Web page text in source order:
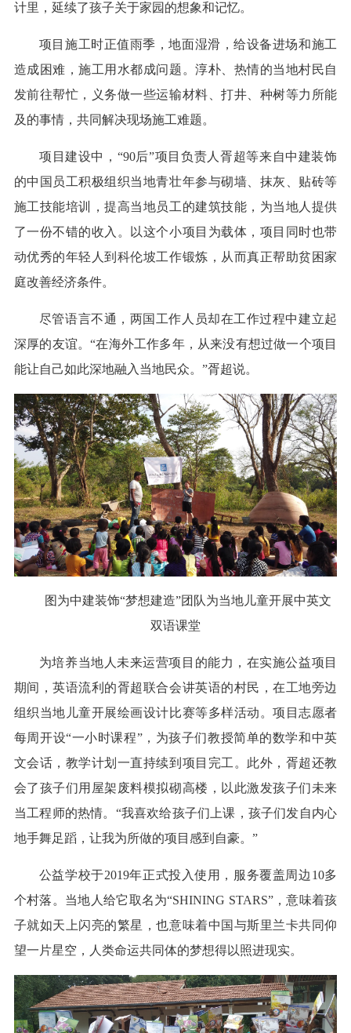
计里，延续了孩子关于家园的想象和记忆。
项目施工时正值雨季，地面湿滑，给设备进场和施工
造成困难，施工用水都成问题。淳朴、热情的当地村民自
发前往帮忙，义务做一些运输材料、打井、种树等力所能
及的事情，共同解决现场施工难题。
项目建设中，“90后”项目负责人胥超等来自中建装饰
的中国员工积极组织当地青壮年参与砌墙、抹灰、贴砖等
施工技能培训，提高当地员工的建筑技能，为当地人提供
了一份不错的收入。以这个小项目为载体，项目同时也带
动优秀的年轻人到科伦坡工作锻炼，从而真正帮助贫困家
庭改善经济条件。
尽管语言不通，两国工作人员却在工作过程中建立起
深厚的友谊。“在海外工作多年，从来没有想过做一个项目
能让自己如此深地融入当地民众。”胥超说。
图为中建装饰“梦想建造”团队为当地儿童开展中英文
双语课堂
为培养当地人未来运营项目的能力，在实施公益项目
期间，英语流利的胥超联合会讲英语的村民，在工地旁边
组织当地儿童开展绘画设计比赛等多样活动。项目志愿者
每周开设“一小时课程”，为孩子们教授简单的数学和中英
文会话，教学计划一直持续到项目完工。此外，胥超还教
会了孩子们用屋架废料模拟砌高楼，以此激发孩子们未来
当工程师的热情。“我喜欢给孩子们上课，孩子们发自内心
地手舞足蹈，让我为所做的项目感到自豪。”
公益学校于2019年正式投入使用，服务覆盖周边10多
个村落。当地人给它取名为“SHINING STARS”，意味着孩
子就如天上闪亮的繁星，也意味着中国与斯里兰卡共同仰
望一片星空，人类命运共同体的梦想得以照进现实。